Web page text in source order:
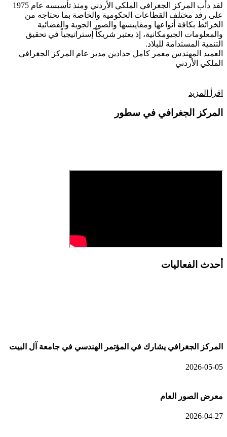
لقد دأب المركز الجغرافي الملكي الأردني ومنذ تأسيسه عام 1975
على رفد مختلف القطاعات الحكومية والخاصة بما تحتاجه من
الخرائط بكافة أنواعها ومقاييسها والصور الجوية والفضائية
والمعلومات الجيومكانية، إذ يعتبر شريكاً إستراتيجياً في تحقيق
التنمية المستدامة للبلاد.
العميد المهندس معمر كامل حدادين مدير عام المركز الجغرافي
الملكي الأردني
اقرأ المزيد
المركز الجغرافي في سطور
أحدث الفعاليات
المركز الجغرافي يشارك في المؤتمر الهندسي في جامعة آل البيت
2026-05-05
معرض الصور العام
2026-04-27